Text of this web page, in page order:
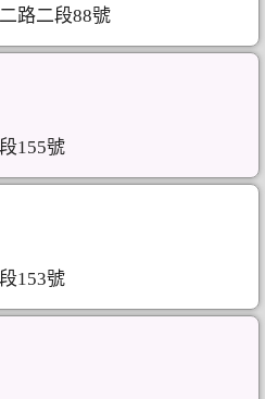
路二段88號
155號
153號